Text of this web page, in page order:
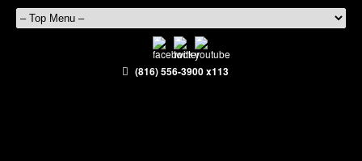
(816) 556-3900 x113